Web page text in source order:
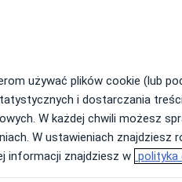
Jutro Pon,
10 Sie
Wt,
11 Sie
używać plików cookie (lub
i dostarczania
W każdej chwili możesz
W ustawieniach znajdziesz
informacji znajdziesz w polityka